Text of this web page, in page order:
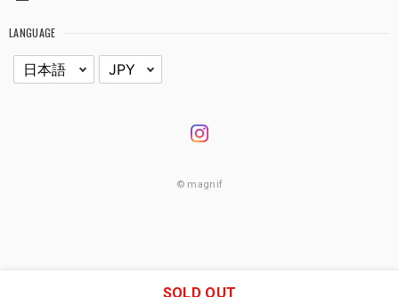
LANGUAGE
© magnif
SOLD OUT